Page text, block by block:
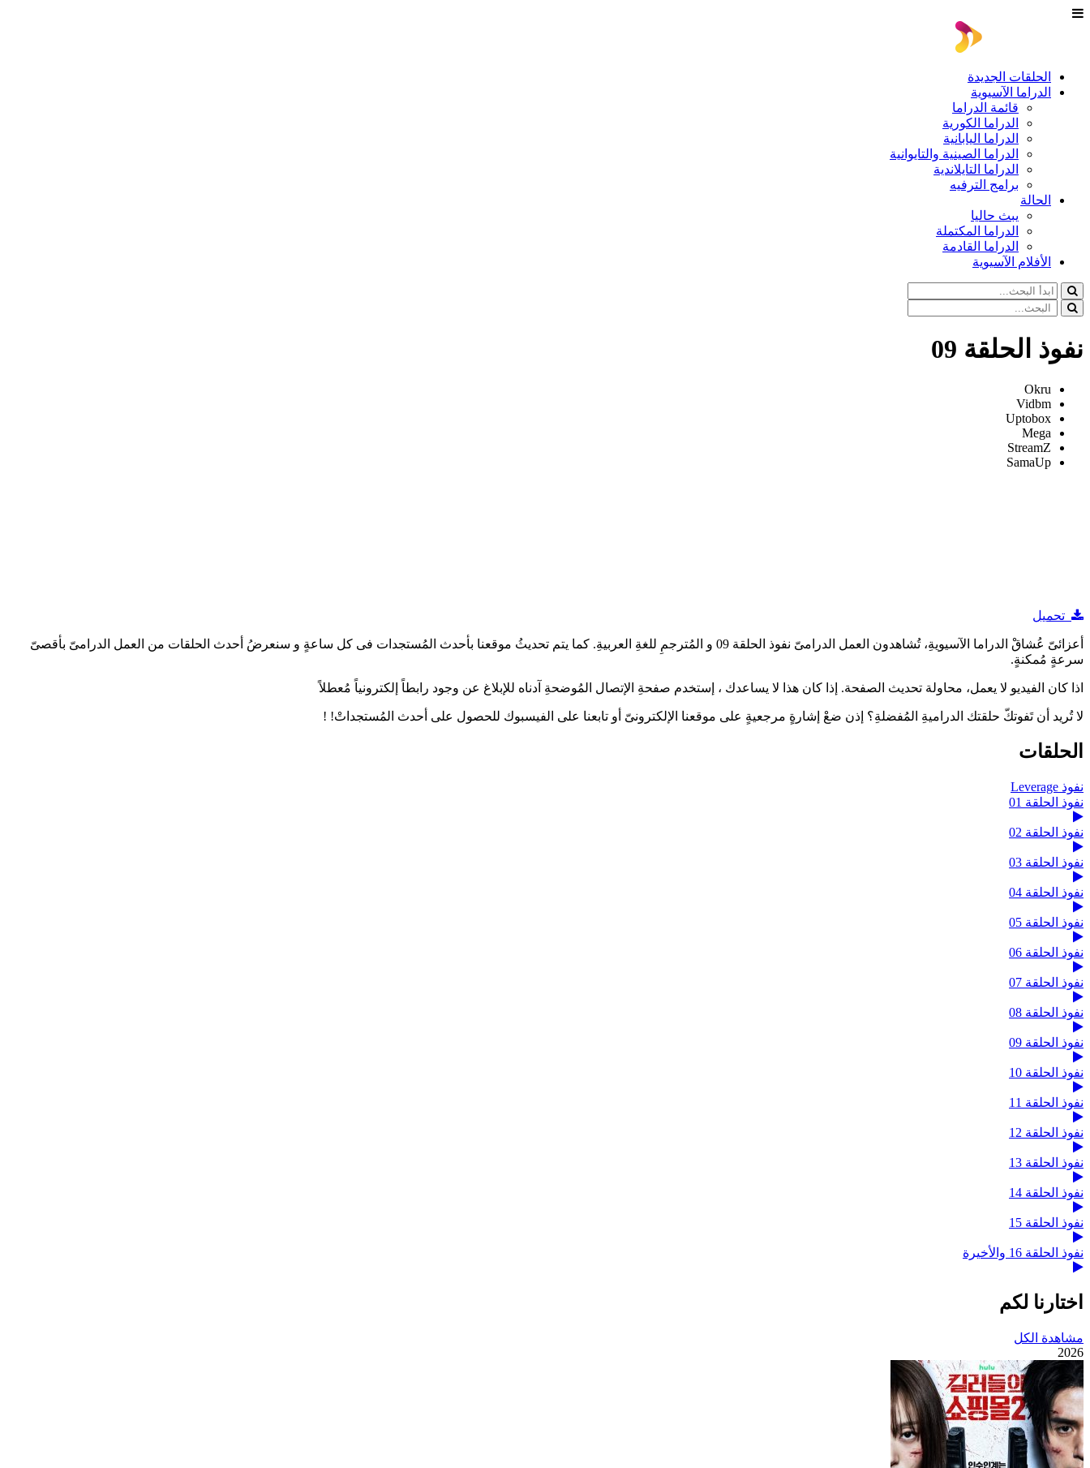
الحلقات الجديدة
الدراما الآسيوية
قائمة الدراما
الدراما الكورية
الدراما اليابانية
الدراما الصينية والتايوانية
الدراما التايلاندية
برامج الترفيه
الحالة
يبث حاليا
الدراما المكتملة
الدراما القادمة
الأفلام الآسيوية
نفوذ الحلقة 09
Okru
Vidbm
Uptobox
Mega
StreamZ
SamaUp
تحميل
أعزائىّ عُشاقْ الدراما الآسيويةِ، تُشاهدون العمل الدرامىّ نفوذ الحلقة 09 و المُترجمِ للغةِ العربيةِ. كما يتم تحديثُ موقعنا بأحدث المُستجدات فى كل ساعةٍ و سنعرضُ أحدث الحلقات من العمل الدرامىّ بأقصىّ
سرعةٍ مُمكنةٍ.
اذا كان الفيديو لا يعمل، محاولة تحديث الصفحة. إذا كان هذا لا يساعدك ، إستخدم صفحةِ الإتصال المُوضحةِ آدناه للإبلاغ عن وجود رابطاً إلكترونياً مُعطلاً
لا تُريد أن تَفوتكّ حلقتك الدراميةِ المُفضلةِ؟ إذن ضعْ إشارةٍ مرجعيةٍ على موقعنا الإلكترونىّ أو تابعنا على الفيسبوك للحصول على أحدث المُستجداتْ! !
الحلقات
نفوذ Leverage
نفوذ الحلقة 01
نفوذ الحلقة 02
نفوذ الحلقة 03
نفوذ الحلقة 04
نفوذ الحلقة 05
نفوذ الحلقة 06
نفوذ الحلقة 07
نفوذ الحلقة 08
نفوذ الحلقة 09
نفوذ الحلقة 10
نفوذ الحلقة 11
نفوذ الحلقة 12
نفوذ الحلقة 13
نفوذ الحلقة 14
نفوذ الحلقة 15
نفوذ الحلقة 16 والأخيرة
اختارنا لكم
مشاهدة الكل
2026